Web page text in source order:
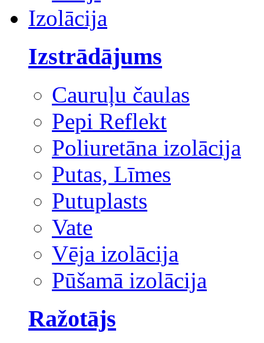
Izolācija
Izstrādājums
Cauruļu čaulas
Pepi Reflekt
Poliuretāna izolācija
Putas, Līmes
Putuplasts
Vate
Vēja izolācija
Pūšamā izolācija
Ražotājs